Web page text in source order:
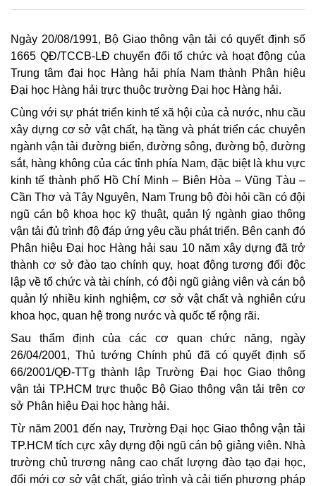
Ngày 20/08/1991, Bộ Giao thông vận tải có quyết định số
1665 QĐ/TCCB-LĐ chuyển đổi tổ chức và hoạt động của
Trung tâm đại học Hàng hải phía Nam thành Phân hiệu
Đại học Hàng hải trực thuộc trường Đại học Hàng hải.
Cùng với sự phát triển kinh tế xã hội của cả nước, nhu cầu
xây dựng cơ sở vật chất, hạ tầng và phát triển các chuyên
ngành vận tải đường biển, đường sông, đường bộ, đường
sắt, hàng không của các tỉnh phía Nam, đặc biệt là khu vực
kinh tế thành phố Hồ Chí Minh – Biên Hòa – Vũng Tàu –
Cần Thơ và Tây Nguyên, Nam Trung bộ đòi hỏi cần có đội
ngũ cán bộ khoa học kỹ thuật, quản lý ngành giao thông
vận tải đủ trình độ đáp ứng yêu cầu phát triển. Bên cạnh đó
Phân hiệu Đại học Hàng hải sau 10 năm xây dựng đã trở
thành cơ sở đào tạo chính quy, hoạt động tương đối độc
lập về tổ chức và tài chính, có đội ngũ giảng viên và cán bộ
quản lý nhiều kinh nghiệm, cơ sở vật chất và nghiên cứu
khoa học, quan hệ trong nước và quốc tế rộng rãi.
Sau thẩm định của các cơ quan chức năng, ngày
26/04/2001, Thủ tướng Chính phủ đã có quyết định số
66/2001/QĐ-TTg thành lập Trường Đại học Giao thông
vận tải TP.HCM trực thuộc Bộ Giao thông vận tải trên cơ
sở Phân hiệu Đại học hàng hải.
Từ năm 2001 đến nay, Trường Đại học Giao thông vận tải
TP.HCM tích cực xây dựng đội ngũ cán bộ giảng viên. Nhà
trường chủ trương nâng cao chất lượng đào tạo đại học,
đổi mới cơ sở vật chất, giáo trình và cải tiến phương pháp